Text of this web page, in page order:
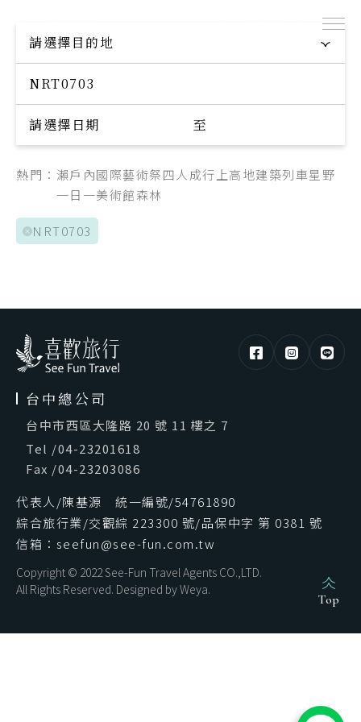
探索專屬您的旅程
Explore your trip
請選擇目的地
請選擇日期 至
熱門： 瀨戶內國際藝術祭四人成行 上高地建築列車星野
一日一美術館森林
NRT0703
台中總公司
台中市西區大隆路 20 號 11 樓之 7
Tel /04-23201618
Fax /04-23203086
代表人/陳基源 統一編號/54761890
綜合旅行業/交觀綜 223300 號/品保中字 第 0381 號
信箱：seefun@see-fun.com.tw
Copyright © 2022 See-Fun Travel Agents CO.,LTD.
All Rights Reserved. Designed byWeya.
Top